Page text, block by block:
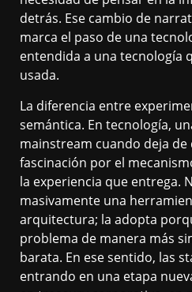
detrás. Ese cambio de
marca el paso de una
entendida a una tecnología
usada.
La diferencia entre
semántica. En tecnología,
mainstream cuando deja de
fascinación por el
la experiencia que entrega.
masivamente una
arquitectura; la adopta
problema de manera más
barata. En ese sentido, las
entrando en una etapa